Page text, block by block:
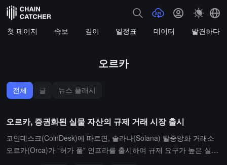
첫 페이지 속보 깊이 일정표 데이터 발견하다
오르카
전체 글 뉴스 플래시
오르카, 증권화된 실물 자산의 규제 거래 시장 출시
코인데스크(CoinDesk)에 따르면, 솔라나(Solana) 탈중앙화 거래소
오르카(Orca)가 "허가 풀" 인프라를 출시하여 규제 요구가 높은 실물